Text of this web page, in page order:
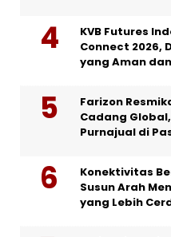
KVB Futures
Connect 2026,
yang Aman
Farizon
Cadang
Purnajual di
Konektivitas
Susun Arah
yang Lebih